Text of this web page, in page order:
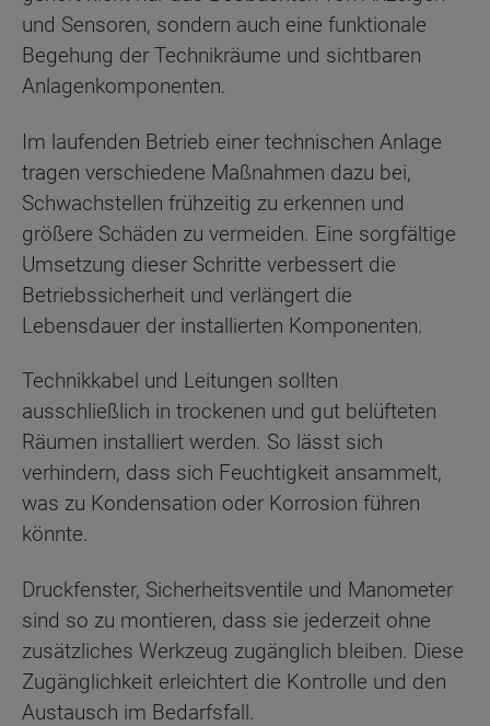
und Sensoren, sondern auch eine funktionale
Begehung der Technikräume und sichtbaren
Anlagenkomponenten.
Im laufenden Betrieb einer technischen Anlage
tragen verschiedene Maßnahmen dazu bei,
Schwachstellen frühzeitig zu erkennen und
größere Schäden zu vermeiden. Eine sorgfältige
Umsetzung dieser Schritte verbessert die
Betriebssicherheit und verlängert die
Lebensdauer der installierten Komponenten.
Technikkabel und Leitungen sollten
ausschließlich in trockenen und gut belüfteten
Räumen installiert werden. So lässt sich
verhindern, dass sich Feuchtigkeit ansammelt,
was zu Kondensation oder Korrosion führen
könnte.
Druckfenster, Sicherheitsventile und Manometer
sind so zu montieren, dass sie jederzeit ohne
zusätzliches Werkzeug zugänglich bleiben. Diese
Zugänglichkeit erleichtert die Kontrolle und den
Austausch im Bedarfsfall.